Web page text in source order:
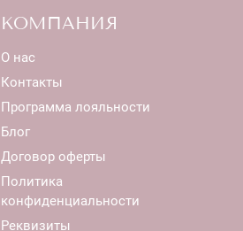
КОМПАНИЯ
О нас
Контакты
Программа лояльности
Блог
Договор оферты
Политика
конфиденциальности
Реквизиты